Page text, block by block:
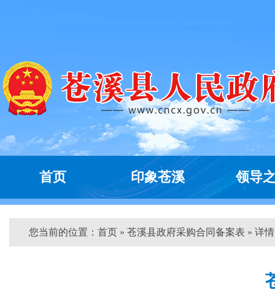
首页 印象苍溪 领导
您当前的位置： 首页 » 苍溪县政府采购合同备案表 » 详情